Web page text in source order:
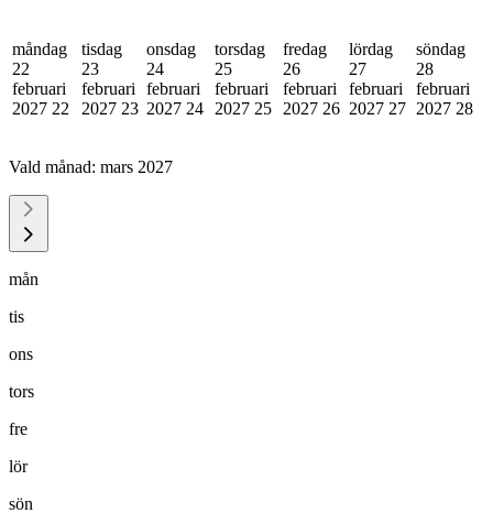
måndag
22
februari
2027 22
tisdag
23
februari
2027 23
onsdag
24
februari
2027 24
torsdag
25
februari
2027 25
fredag
26
februari
2027 26
lördag
27
februari
2027 27
söndag
28
februari
2027 28
Vald månad: mars 2027
mån
tis
ons
tors
fre
lör
sön